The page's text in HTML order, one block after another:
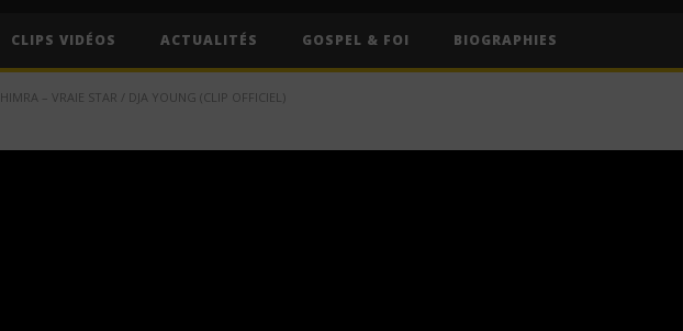
CLIPS VIDÉOS ACTUALITÉS GOSPEL & FOI BIOGRAPHIES
HIMRA – VRAIE STAR / DJA YOUNG (CLIP OFFICIEL)